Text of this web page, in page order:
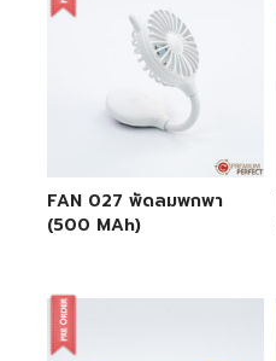
FAN 027 พัดลมพกพา
(500 MAh)